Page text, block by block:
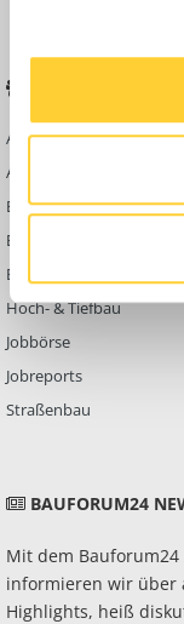
Abbruch
Ausbildung & Beruf
Bau Allgemein
Baumaschinen
Berg- & Tagebau
Hoch- & Tiefbau
Jobbörse
Jobreports
Straßenbau
BAUFORUM24
Mit dem
informieren wir über
Highlights, heiß